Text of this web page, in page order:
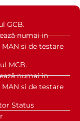
GCB.
numai in
si de testare
MCB.
numai in
si de testare
Status